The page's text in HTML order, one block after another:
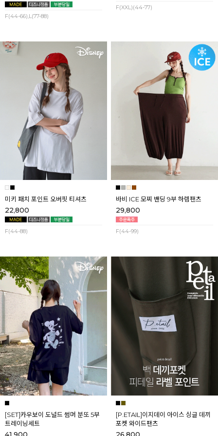
F(44-66),L(77-88)
F(XXL)(44-77)
미키 패치 포인트 오버핏 티셔츠
22,800
F(44-88)
바비 ICE 모찌 밴딩 9부 하렘팬츠
29,800
F(44-99)
[SET]카우보이 도널드 썸머 분또 5부
트레이닝세트
[P.ETAIL]이지데이 아이스 싱글 데끼
포켓 와이드팬츠